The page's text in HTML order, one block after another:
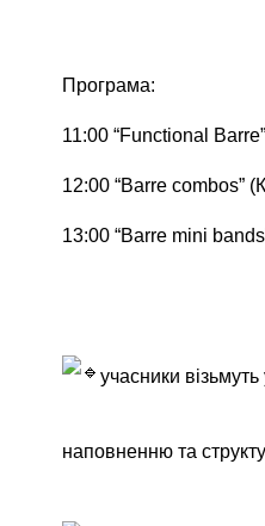
Програма:
11:00 “Functional
12:00 “Barre combos”
13:00 “Barre mini
учасники
наповненню та